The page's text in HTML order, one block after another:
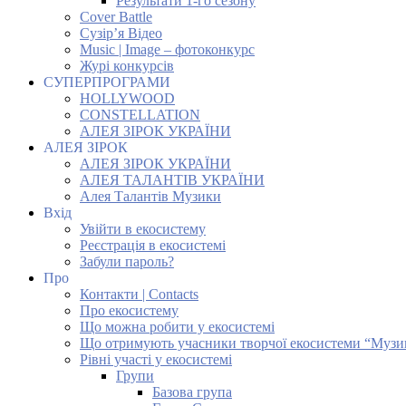
Cover Battle
Сузір’я Відео
Music | Image – фотоконкурс
Журі конкурсів
СУПЕРПРОГРАМИ
HOLLYWOOD
CONSTELLATION
АЛЕЯ ЗІРОК УКРАЇНИ
АЛЕЯ ЗІРОК
АЛЕЯ ЗІРОК УКРАЇНИ
АЛЕЯ ТАЛАНТІВ УКРАЇНИ
Алея Талантів Музики
Вхід
Увійти в екосистему
Реєстрація в екосистемі
Забули пароль?
Про
Контакти | Contacts
Про екосистему
Що можна робити у екосистемі
Що отримують учасники творчої екосистеми
Рівні участі у екосистемі
Групи
Базова група